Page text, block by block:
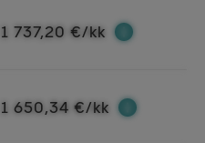
1 737,20 €/kk
1 650,34 €/kk